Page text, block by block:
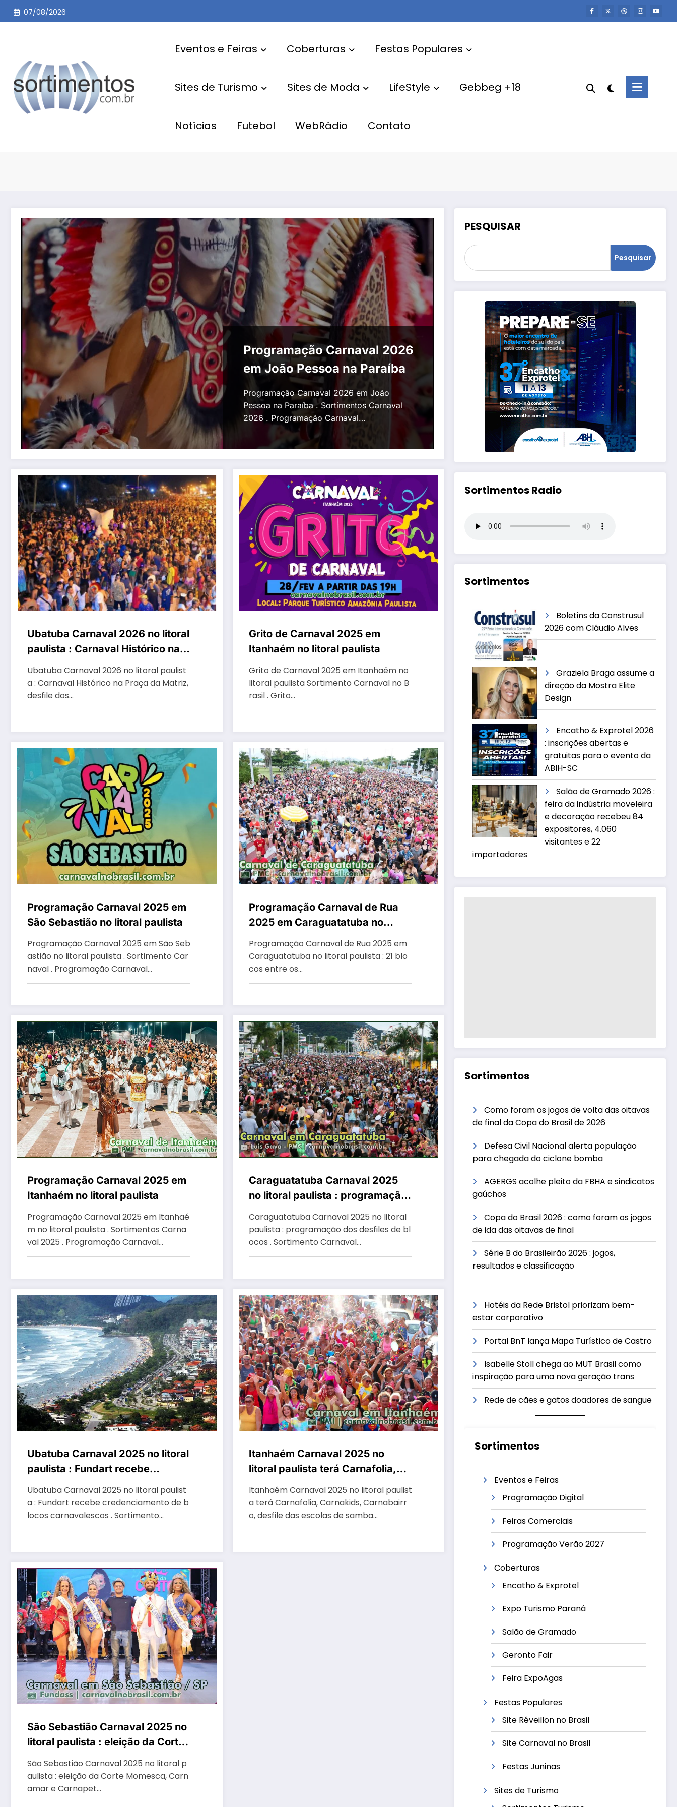
Pular
para
07/08/2026
Eventos e Feiras Coberturas Festas Populares
Sites de Turismo Sites de Moda LifeStyle Gebbeg +18
Notícias Futebol WebRádio Contato
Programação Carnaval 2026
em João Pessoa na Paraíba
Programação Carnaval 2026 em João
Pessoa na Paraíba . Sortimentos Carnaval
2026 . Programação Carnaval…
Ubatuba Carnaval 2026 no litoral
paulista : Carnaval Histórico na
Praça da Matriz, desfile dos
blocos e Festival de Marchinhas
Ubatuba Carnaval 2026 no litoral paulist
a : Carnaval Histórico na Praça da Matriz,
desfile dos…
Grito de Carnaval 2025 em
Itanhaém no litoral paulista
Grito de Carnaval 2025 em Itanhaém no
litoral paulista Sortimento Carnaval no B
rasil . Grito…
Programação Carnaval 2025 em
São Sebastião no litoral paulista
Programação Carnaval 2025 em São Seb
astião no litoral paulista . Sortimento Car
naval . Programação Carnaval…
Programação Carnaval de Rua
2025 em Caraguatatuba no
litoral paulista : 21 blocos entre
os dias 28 de fevereiro e 4 de
março
Programação Carnaval de Rua 2025 em
Caraguatatuba no litoral paulista : 21 blo
cos entre os…
Programação Carnaval 2025 em
Itanhaém no litoral paulista
Programação Carnaval 2025 em Itanhaé
m no litoral paulista . Sortimentos Carna
val 2025 . Programação Carnaval…
Caraguatatuba Carnaval 2025
no litoral paulista : programação
dos desfiles de blocos
Caraguatatuba Carnaval 2025 no litoral
paulista : programação dos desfiles de bl
ocos . Sortimento Carnaval…
Ubatuba Carnaval 2025 no litoral
paulista : Fundart recebe
credenciamento de blocos
carnavalescos
Ubatuba Carnaval 2025 no litoral paulist
a : Fundart recebe credenciamento de b
locos carnavalescos . Sortimento…
Itanhaém Carnaval 2025 no
litoral paulista terá Carnafolia,
Carnakids, Carnabairro, desfile
das escolas de samba e blocos
de arrasto
Itanhaém Carnaval 2025 no litoral paulist
a terá Carnafolia, Carnakids, Carnabairr
o, desfile das escolas de samba…
São Sebastião Carnaval 2025 no
litoral paulista : eleição da Corte
Momesca, Carnamar e Carnapet
São Sebastião Carnaval 2025 no litoral p
aulista : eleição da Corte Momesca, Carn
amar e Carnapet…
PESQUISAR
Pesquisar
Sortimentos Radio
Sortimentos
Boletins da Construsul
2026 com Cláudio Alves
Graziela Braga assume a
direção da Mostra Elite
Design
Encatho & Exprotel 2026
: inscrições abertas e
gratuitas para o evento da
ABIH-SC
Salão de Gramado 2026 :
feira da indústria moveleira
e decoração recebeu 84
expositores, 4.060
visitantes e 22
importadores
Sortimentos
Como foram os jogos de volta das oitavas
de final da Copa do Brasil de 2026
Defesa Civil Nacional alerta população
para chegada do ciclone bomba
AGERGS acolhe pleito da FBHA e sindicatos
gaúchos
Copa do Brasil 2026 : como foram os jogos
de ida das oitavas de final
Série B do Brasileirão 2026 : jogos,
resultados e classificação
Hotéis da Rede Bristol priorizam bem-
estar corporativo
Portal BnT lança Mapa Turístico de Castro
Isabelle Stoll chega ao MUT Brasil como
inspiração para uma nova geração trans
Rede de cães e gatos doadores de sangue
Sortimentos
Eventos e Feiras
Programação Digital
Feiras Comerciais
Programação Verão 2027
Coberturas
Encatho & Exprotel
Expo Turismo Paraná
Salão de Gramado
Geronto Fair
Feira ExpoAgas
Festas Populares
Site Réveillon no Brasil
Site Carnaval no Brasil
Festas Juninas
Sites de Turismo